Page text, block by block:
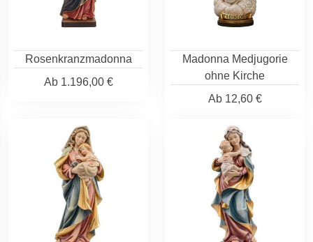
Rosenkranzmadonna
Ab1.196,00 €
Madonna Medjugorie
ohne Kirche
Ab12,60 €